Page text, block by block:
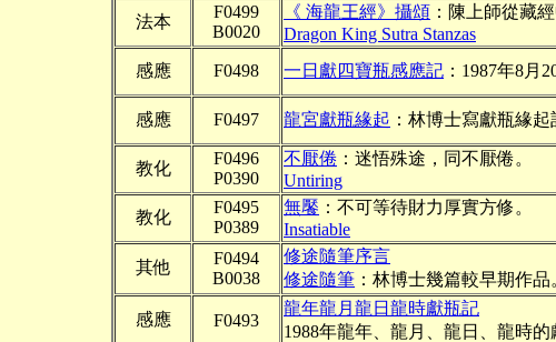
法本
F0499
B0020
《 海龍王經》攝頌 ：陳上師從藏
Dragon King Sutra Stanzas
感應 F0498 一日獻四寶瓶感應記 ：1987年8月
感應 F0497 龍宮獻瓶緣起 ：林博士寫獻瓶緣
教化
F0496
P0390
不厭倦 ：迷悟殊途，同不厭倦。
Untiring
教化
F0495
P0389
無饜 ：不可等待財力厚實方修。
Insatiable
其他
F0494
B0038
修途隨筆序言
修途隨筆 ：林博士幾篇較早期作品
感應 F0493
龍年龍月龍日龍時獻瓶記
1988年龍年、龍月、龍日、龍時的